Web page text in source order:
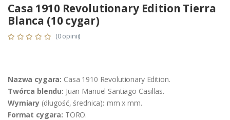
Casa 1910 Revolutionary Edition Tierra
Blanca (10 cygar)
(0 opinii)
Nazwa cygara: Casa 1910 Revolutionary Edition.
Twórca blendu: Juan Manuel Santiago Casillas.
Wymiary (długość, średnica): mm x mm.
Format cygara: TORO.